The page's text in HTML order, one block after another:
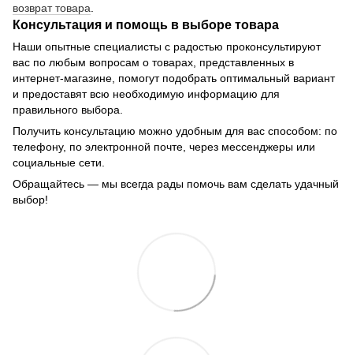
возврат товара.
Консультация и помощь в выборе товара
Наши опытные специалисты с радостью проконсультируют
вас по любым вопросам о товарах, представленных в
интернет-магазине, помогут подобрать оптимальный вариант
и предоставят всю необходимую информацию для
правильного выбора.
Получить консультацию можно удобным для вас способом: по
телефону, по электронной почте, через мессенджеры или
социальные сети.
Обращайтесь — мы всегда рады помочь вам сделать удачный
выбор!